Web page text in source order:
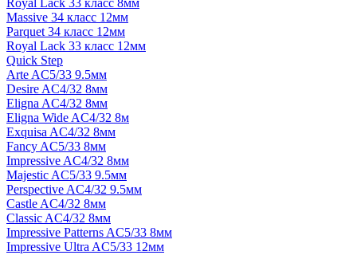
Royal Lack 33 класс 8мм
Massive 34 класс 12мм
Parquet 34 класс 12мм
Royal Lack 33 класс 12мм
Quick Step
Arte AC5/33 9.5мм
Desire AC4/32 8мм
Eligna AC4/32 8мм
Eligna Wide AC4/32 8м
Exquisa AC4/32 8мм
Fancy AC5/33 8мм
Impressive AC4/32 8мм
Majestic AC5/33 9.5мм
Perspective AC4/32 9.5мм
Castle AC4/32 8мм
Classic AC4/32 8мм
Impressive Patterns AC5/33 8мм
Impressive Ultra AC5/33 12мм